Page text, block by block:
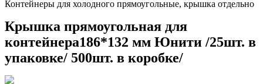
Контейнеры для холодного прямоугольные, крышка отдельно
Крышка прямоугольная для
контейнера186*132 мм Юнити /25шт. в
упаковке/ 500шт. в коробке/